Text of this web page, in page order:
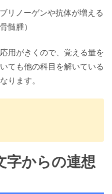
リノーゲンや抗体が増える
髄腫）
用がきくので、覚える量を
ても他の科目を解いている
ります。
字からの連想